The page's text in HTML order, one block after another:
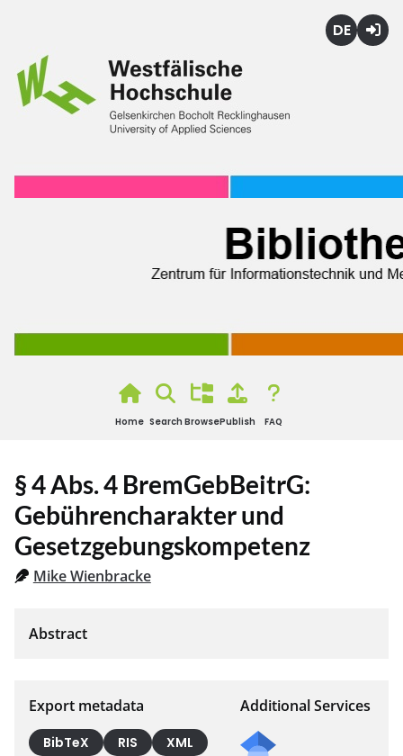
Home Search BrowsePublish FAQ
§ 4 Abs. 4 BremGebBeitrG:
Gebührencharakter und
Gesetzgebungskompetenz
Mike Wienbracke
Export metadata
BibTeX RIS XML
Additional Services